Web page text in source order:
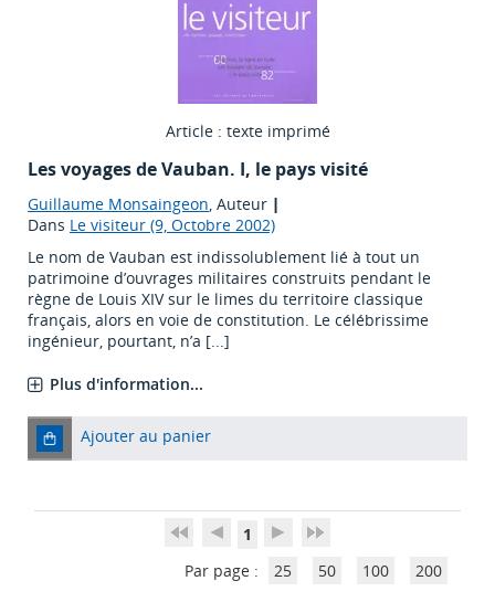
Article : texte imprimé
Les voyages de Vauban. I, le pays visité
Guillaume Monsaingeon, Auteur |
Dans Le visiteur (9, Octobre 2002)
Le nom de Vauban est indissolublement lié à tout un
patrimoine d’ouvrages militaires construits pendant le
règne de Louis XIV sur le limes du territoire classique
français, alors en voie de constitution. Le célébrissime
ingénieur, pourtant, n’a [...]
Plus d'information...
Ajouter au panier
1
Par page :
25 50 100 200